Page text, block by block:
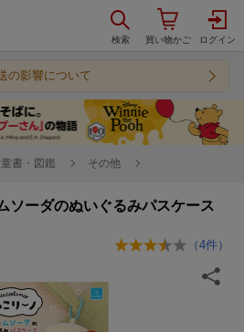
の影響について
書・図鑑 その他
ソーダのぬいぐるみパスケース
（4件）